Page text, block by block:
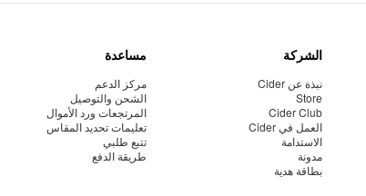
الشركة
نبذة عن Cider
Store
Cider Club
العمل في Cider
الاستدامة
مدونة
بطاقة هدية
مساعدة
مركز الدعم
الشحن والتوصيل
المرتجعات ورد الأموال
تعليمات تحديد المقاس
تتبع طلبي
طريقة الدفع